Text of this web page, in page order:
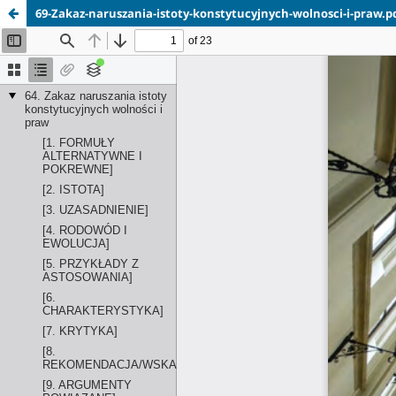
69-Zakaz-naruszania-istoty-konstytucyjnych-wolnosci-i-